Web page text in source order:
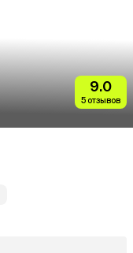
9.0
5 отзывов